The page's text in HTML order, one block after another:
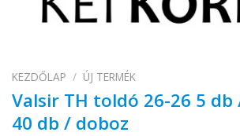
KEZDŐLAP / ÚJ TERMÉK
Valsir TH toldó 26-26 5 db
40 db / doboz